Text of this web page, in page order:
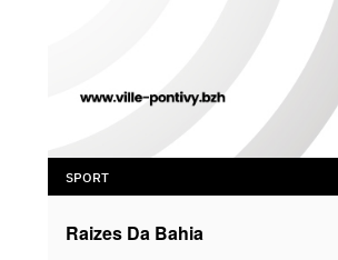
SPORT
Raizes Da Bahia